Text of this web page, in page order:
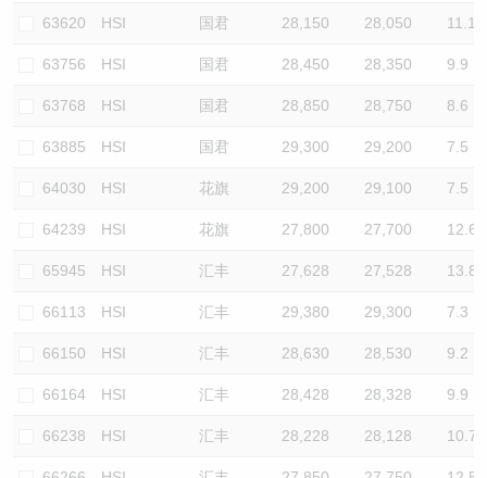
63620 HSI 国君 28,150 28,050 11.1
63756 HSI 国君 28,450 28,350 9.9
63768 HSI 国君 28,850 28,750 8.6
63885 HSI 国君 29,300 29,200 7.5
64030 HSI 花旗 29,200 29,100 7.5
64239 HSI 花旗 27,800 27,700 12.6
65945 HSI 汇丰 27,628 27,528 13.8
66113 HSI 汇丰 29,380 29,300 7.3
66150 HSI 汇丰 28,630 28,530 9.2
66164 HSI 汇丰 28,428 28,328 9.9
66238 HSI 汇丰 28,228 28,128 10.7